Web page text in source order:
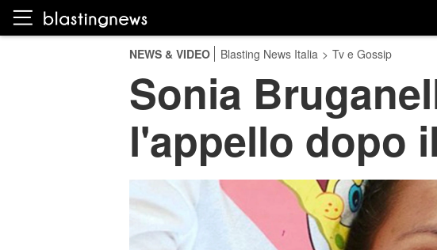
NEWS & VIDEO Blasting News Italia > Tv e Gossip
Sonia
l'appello dopo